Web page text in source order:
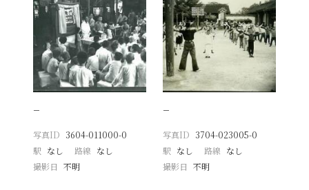
−
写真ID 3604-011000-0
駅 なし 路線 なし
撮影日
不明
−
写真ID 3704-023005-0
駅 なし 路線 なし
撮影日 不明